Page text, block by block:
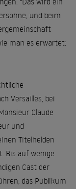
und beim
man es erwartet:
Versailles, bei
Claude
und
Titelhelden
Bis auf wenige
Cast der
das Publikum